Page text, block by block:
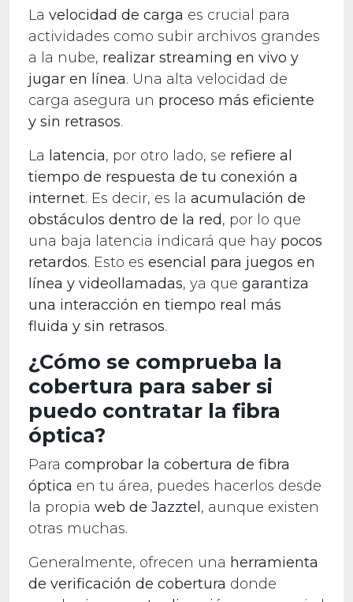
La velocidad de carga es crucial para
actividades como subir archivos grandes
a la nube, realizar streaming en vivo y
jugar en línea. Una alta velocidad de
carga asegura un proceso más eficiente
y sin retrasos.
La latencia, por otro lado, se refiere al
tiempo de respuesta de tu conexión a
internet. Es decir, es la acumulación de
obstáculos dentro de la red, por lo que
una baja latencia indicará que hay pocos
retardos. Esto es esencial para juegos en
línea y videollamadas, ya que garantiza
una interacción en tiempo real más
fluida y sin retrasos.
¿Cómo se comprueba la
cobertura para saber si
puedo contratar la fibra
óptica?
Para comprobar la cobertura de fibra
óptica en tu área, puedes hacerlos desde
la propia web de Jazztel , aunque existen
otras muchas.
Generalmente, ofrecen una herramienta
de verificación de cobertura donde